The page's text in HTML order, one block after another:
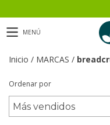
MENÚ
Inicio / MARCAS /
Ordenar por